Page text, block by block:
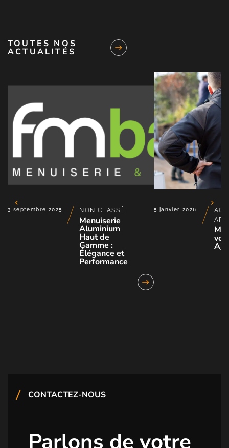
TOUTES NOS
ACTUALITÉS
3 septembre 2025 NON CLASSÉ
Menuiserie
Aluminium
Haut de
Gamme :
Élégance et
Performance
5 janvier 2026
CONTACTEZ-NOUS
Parlons de votre